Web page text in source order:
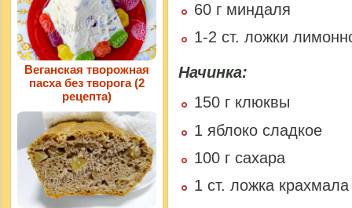
60 г миндаля
1-2 ст. ложки
Начинка:
150 г клюквы
1 яблоко сладкое
100 г сахара
1 ст. ложка крахмала
Веганская творожная
пасха без творога (2
рецепта)